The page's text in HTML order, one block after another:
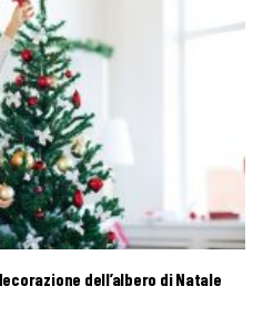
dell’albero di Natale